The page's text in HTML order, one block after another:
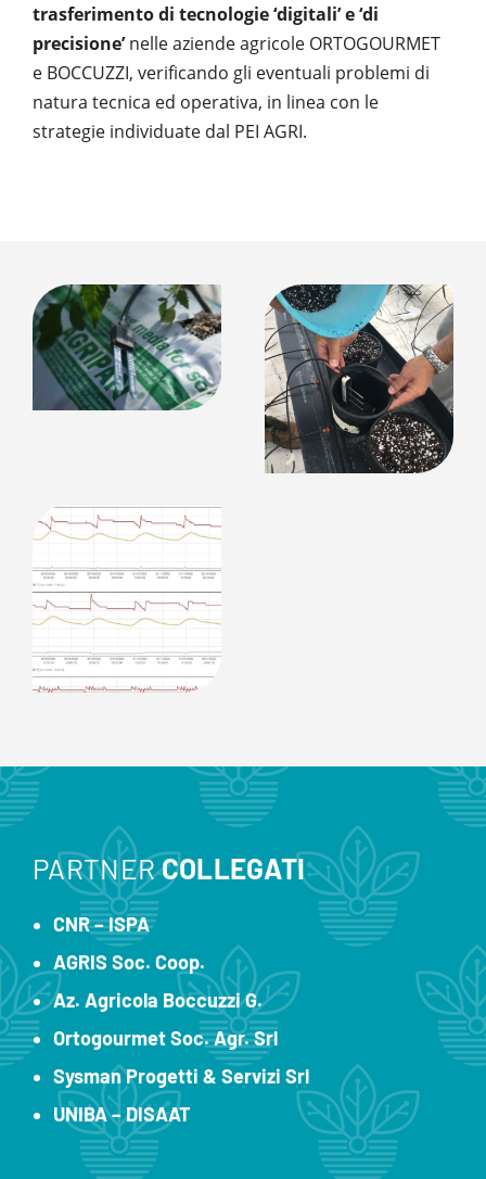
trasferimento di tecnologie ‘digitali’ e ‘di
precisione’nelle aziende agricole ORTOGOURMET
e BOCCUZZI, verificando gli eventuali problemi di
natura tecnica ed operativa, in linea con le
strategie individuate dal PEI AGRI.
PARTNERCOLLEGATI
CNR – ISPA
AGRIS Soc. Coop.
Az. Agricola Boccuzzi G.
Ortogourmet Soc. Agr. Srl
Sysman Progetti & Servizi Srl
UNIBA – DISAAT